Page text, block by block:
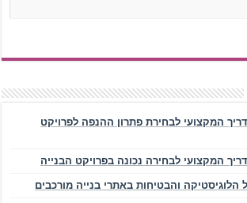
המקצועי לבחירת פתרון ההנפה לפרויקט
המקצועי לבחירה נכונה בפרויקט הבנייה
הלוגיסטיקה והבטיחות באתרי בנייה מורכבים